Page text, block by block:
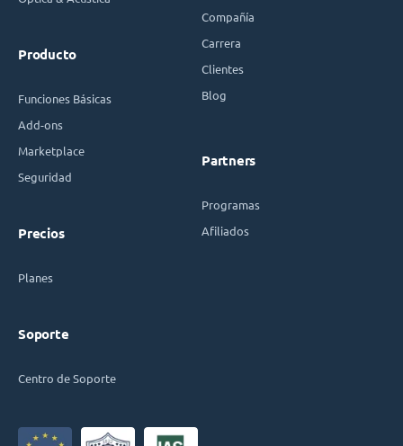
Producto
Funciones Básicas
Add-ons
Marketplace
Seguridad
Precios
Planes
Soporte
Centro de Soporte
Compañía
Carrera
Clientes
Blog
Partners
Programas
Afiliados